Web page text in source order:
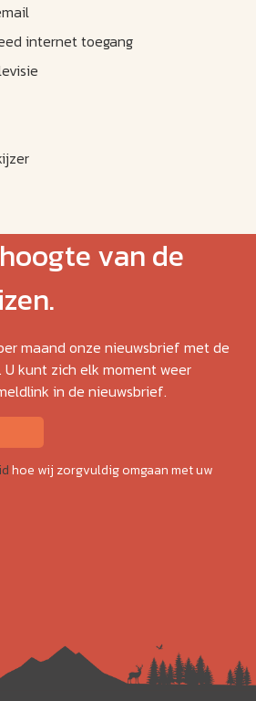
internet toegang
van de
maand onze nieuwsbrief met de
kunt zich elk moment weer
in de nieuwsbrief.
hoe wij zorgvuldig omgaan met uw